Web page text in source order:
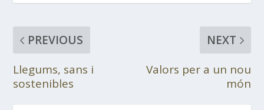
PREVIOUS
Llegums, sans i
sostenibles
NEXT
Valors per a un nou
món